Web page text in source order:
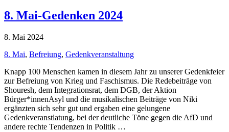
8. Mai-Gedenken 2024
8. Mai 2024
8. Mai, Befreiung, Gedenkveranstaltung
Knapp 100 Menschen kamen in diesem Jahr zu unserer Gedenkfeier
zur Befreiung von Krieg und Faschismus. Die Redebeiträge von
Shouresh, dem Integrationsrat, dem DGB, der Aktion
Bürger*innenAsyl und die musikalischen Beiträge von Niki
ergänzten sich sehr gut und ergaben eine gelungene
Gedenkveranstlatung, bei der deutliche Töne gegen die AfD und
andere rechte Tendenzen in Politik …